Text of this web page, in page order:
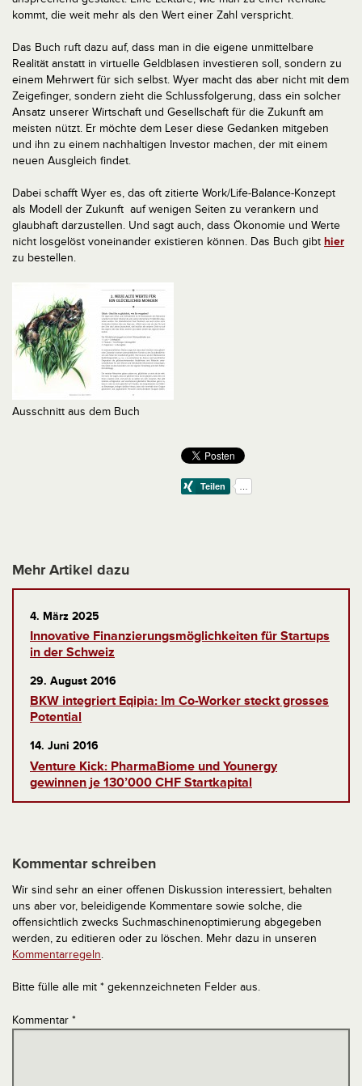
kommt, die weit mehr als den Wert einer Zahl verspricht.
Das Buch ruft dazu auf, dass man in die eigene unmittelbare
Realität anstatt in virtuelle Geldblasen investieren soll, sondern zu
einem Mehrwert für sich selbst. Wyer macht das aber nicht mit dem
Zeigefinger, sondern zieht die Schlussfolgerung, dass ein solcher
Ansatz unserer Wirtschaft und Gesellschaft für die Zukunft am
meisten nützt. Er möchte dem Leser diese Gedanken mitgeben
und ihn zu einem nachhaltigen Investor machen, der mit einem
neuen Ausgleich findet.
Dabei schafft Wyer es, das oft zitierte Work/Life-Balance-Konzept
als Modell der Zukunft auf wenigen Seiten zu verankern und
glaubhaft darzustellen. Und sagt auch, dass Ökonomie und Werte
nicht losgelöst voneinander existieren können. Das Buch gibt hier
zu bestellen.
Ausschnitt aus dem Buch
Mehr Artikel dazu
4. März 2025
Innovative Finanzierungsmöglichkeiten für Startups
in der Schweiz
29. August 2016
BKW integriert Eqipia: Im Co-Worker steckt grosses
Potential
14. Juni 2016
Venture Kick: PharmaBiome und Younergy
gewinnen je 130’000 CHF Startkapital
Kommentar schreiben
Wir sind sehr an einer offenen Diskussion interessiert, behalten
uns aber vor, beleidigende Kommentare sowie solche, die
offensichtlich zwecks Suchmaschinenoptimierung abgegeben
werden, zu editieren oder zu löschen. Mehr dazu in unseren
Kommentarregeln.
Bitte fülle alle mit * gekennzeichneten Felder aus.
Kommentar *